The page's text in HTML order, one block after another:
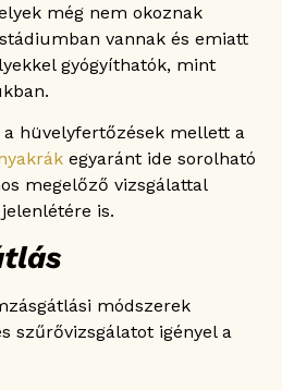
még nem okoznak
vannak és emiatt
gyógyíthatók, mint
a hüvelyfertőzések mellett a
egyaránt ide sorolható
megelőző vizsgálattal
jelenlétére is.
módszerek
szűrővizsgálatot igényel a